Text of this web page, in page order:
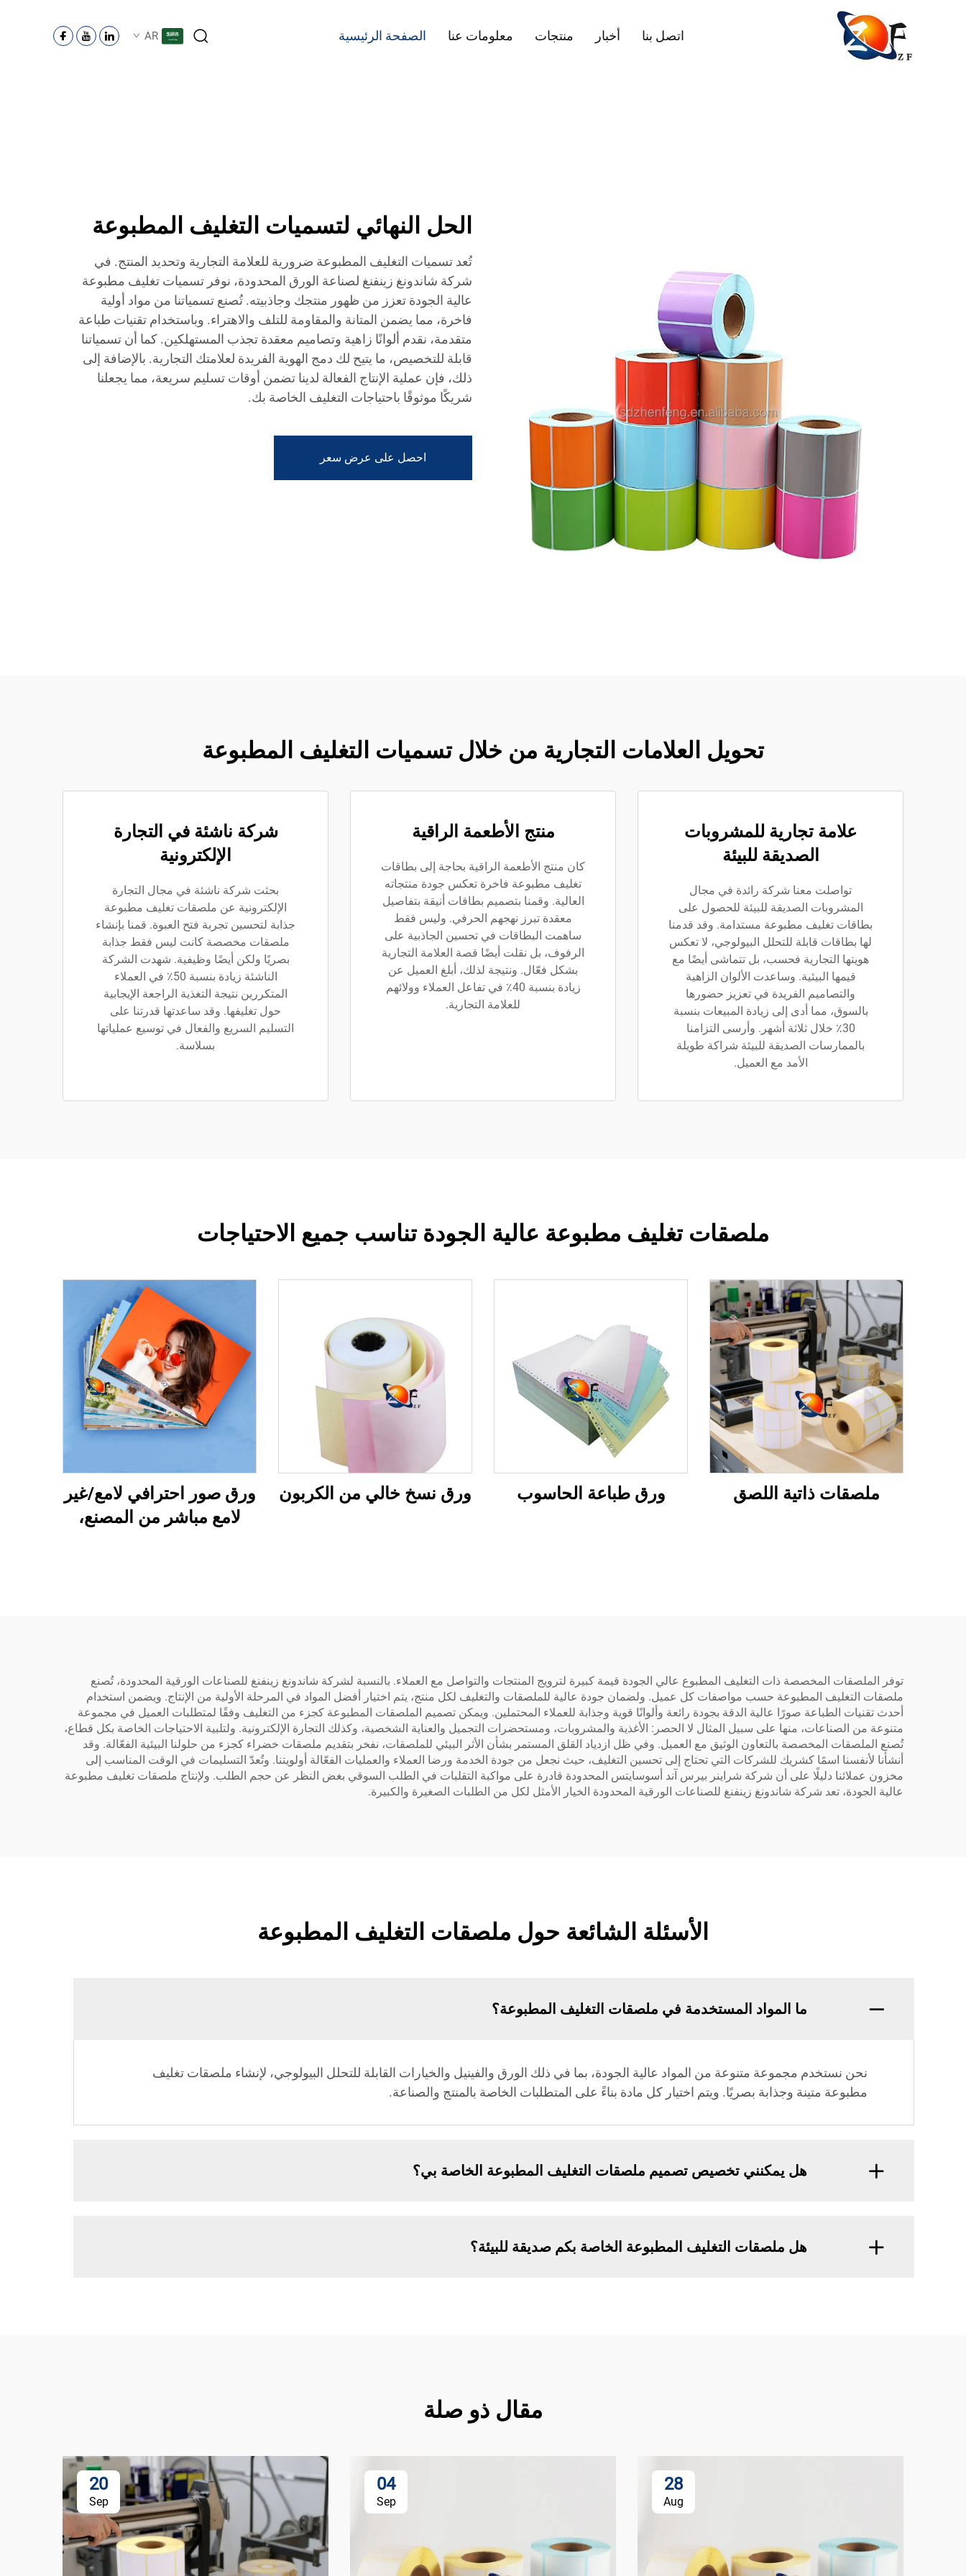
الصفحة الرئيسية معلومات عنا منتجات أخبار اتصل بنا AR
الحل النهائي لتسميات التغليف المطبوعة
تُعد تسميات التغليف المطبوعة ضرورية للعلامة التجارية وتحديد المنتج. في
شركة شاندونغ زينفنغ لصناعة الورق المحدودة، نوفر تسميات تغليف مطبوعة
عالية الجودة تعزز من ظهور منتجك وجاذبيته. تُصنع تسمياتنا من مواد أولية
فاخرة، مما يضمن المتانة والمقاومة للتلف والاهتراء. وباستخدام تقنيات طباعة
متقدمة، نقدم ألوانًا زاهية وتصاميم معقدة تجذب المستهلكين. كما أن تسمياتنا
قابلة للتخصيص، ما يتيح لك دمج الهوية الفريدة لعلامتك التجارية. بالإضافة إلى
ذلك، فإن عملية الإنتاج الفعالة لدينا تضمن أوقات تسليم سريعة، مما يجعلنا
شريكًا موثوقًا باحتياجات التغليف الخاصة بك.
احصل على عرض سعر
تحويل العلامات التجارية من خلال تسميات التغليف المطبوعة
علامة تجارية للمشروبات
الصديقة للبيئة
تواصلت معنا شركة رائدة في مجال
المشروبات الصديقة للبيئة للحصول على
بطاقات تغليف مطبوعة مستدامة. وقد قدمنا
لها بطاقات قابلة للتحلل البيولوجي، لا تعكس
هويتها التجارية فحسب، بل تتماشى أيضًا مع
قيمها البيئية. وساعدت الألوان الزاهية
والتصاميم الفريدة في تعزيز حضورها
بالسوق، مما أدى إلى زيادة المبيعات بنسبة
30٪ خلال ثلاثة أشهر. وأرسى التزامنا
بالممارسات الصديقة للبيئة شراكة طويلة
الأمد مع العميل.
منتج الأطعمة الراقية
كان منتج الأطعمة الراقية بحاجة إلى بطاقات
تغليف مطبوعة فاخرة تعكس جودة منتجاته
العالية. وقمنا بتصميم بطاقات أنيقة بتفاصيل
معقدة تبرز نهجهم الحرفي. وليس فقط
ساهمت البطاقات في تحسين الجاذبية على
الرفوف، بل نقلت أيضًا قصة العلامة التجارية
بشكل فعّال. ونتيجة لذلك، أبلغ العميل عن
زيادة بنسبة 40٪ في تفاعل العملاء وولائهم
للعلامة التجارية.
شركة ناشئة في التجارة
الإلكترونية
بحثت شركة ناشئة في مجال التجارة
الإلكترونية عن ملصقات تغليف مطبوعة
جذابة لتحسين تجربة فتح العبوة. قمنا بإنشاء
ملصقات مخصصة كانت ليس فقط جذابة
بصريًا ولكن أيضًا وظيفية. شهدت الشركة
الناشئة زيادة بنسبة 50٪ في العملاء
المتكررين نتيجة التغذية الراجعة الإيجابية
حول تغليفها. وقد ساعدتها قدرتنا على
التسليم السريع والفعال في توسيع عملياتها
بسلاسة.
ملصقات تغليف مطبوعة عالية الجودة تناسب جميع الاحتياجات
ملصقات ذاتية اللصق ورق طباعة الحاسوب ورق نسخ خالي من الكربون
ورق صور احترافي لامع/غير
لامع مباشر من المصنع،
توفر الملصقات المخصصة ذات التغليف المطبوع عالي الجودة قيمة كبيرة لترويج المنتجات والتواصل مع العملاء. بالنسبة لشركة شاندونغ زينفنغ للصناعات الورقية المحدودة، تُصنع
ملصقات التغليف المطبوعة حسب مواصفات كل عميل. ولضمان جودة عالية للملصقات والتغليف لكل منتج، يتم اختيار أفضل المواد في المرحلة الأولية من الإنتاج. ويضمن استخدام
أحدث تقنيات الطباعة صورًا عالية الدقة بجودة رائعة وألوانًا قوية وجذابة للعملاء المحتملين. ويمكن تصميم الملصقات المطبوعة كجزء من التغليف وفقًا لمتطلبات العميل في مجموعة
متنوعة من الصناعات، منها على سبيل المثال لا الحصر: الأغذية والمشروبات، ومستحضرات التجميل والعناية الشخصية، وكذلك التجارة الإلكترونية. ولتلبية الاحتياجات الخاصة بكل قطاع،
تُصنع الملصقات المخصصة بالتعاون الوثيق مع العميل. وفي ظل ازدياد القلق المستمر بشأن الأثر البيئي للملصقات، نفخر بتقديم ملصقات خضراء كجزء من حلولنا البيئية الفعّالة. وقد
أنشأنا لأنفسنا اسمًا كشريك للشركات التي تحتاج إلى تحسين التغليف، حيث نجعل من جودة الخدمة ورضا العملاء والعمليات الفعّالة أولويتنا. وتُعدّ التسليمات في الوقت المناسب إلى
مخزون عملائنا دليلًا على أن شركة شراينر بيرس آند أسوسايتس المحدودة قادرة على مواكبة التقلبات في الطلب السوقي بغض النظر عن حجم الطلب. ولإنتاج ملصقات تغليف مطبوعة
عالية الجودة، تعد شركة شاندونغ زينفنغ للصناعات الورقية المحدودة الخيار الأمثل لكل من الطلبات الصغيرة والكبيرة.
الأسئلة الشائعة حول ملصقات التغليف المطبوعة
ما المواد المستخدمة في ملصقات التغليف المطبوعة؟
نحن نستخدم مجموعة متنوعة من المواد عالية الجودة، بما في ذلك الورق والفينيل والخيارات القابلة للتحلل البيولوجي، لإنشاء ملصقات تغليف
مطبوعة متينة وجذابة بصريًا. ويتم اختيار كل مادة بناءً على المتطلبات الخاصة بالمنتج والصناعة.
هل يمكنني تخصيص تصميم ملصقات التغليف المطبوعة الخاصة بي؟
هل ملصقات التغليف المطبوعة الخاصة بكم صديقة للبيئة؟
مقال ذو صلة
28
Aug
04
Sep
20
Sep